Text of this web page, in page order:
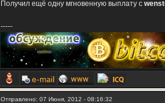
Получил ещё одну мгновенную выплату с
-----
Отправлено: 07 Июня, 2012 - 08:16:32